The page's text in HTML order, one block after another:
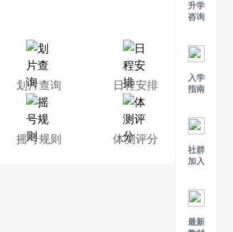
升学
咨询
入学
指南
社群
加入
最新
划片查询 日程安排
摇号规则 体测评分